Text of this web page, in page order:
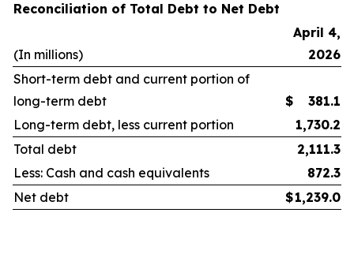
Reconciliation of Total Debt to Net Debt
(In millions)
April 4,
2026
Short-term debt and current portion of
long-term debt
$
381.1
Long-term debt, less current portion
1,730.2
Total debt
2,111.3
Less: Cash and cash equivalents
872.3
Net debt
$1,239.0